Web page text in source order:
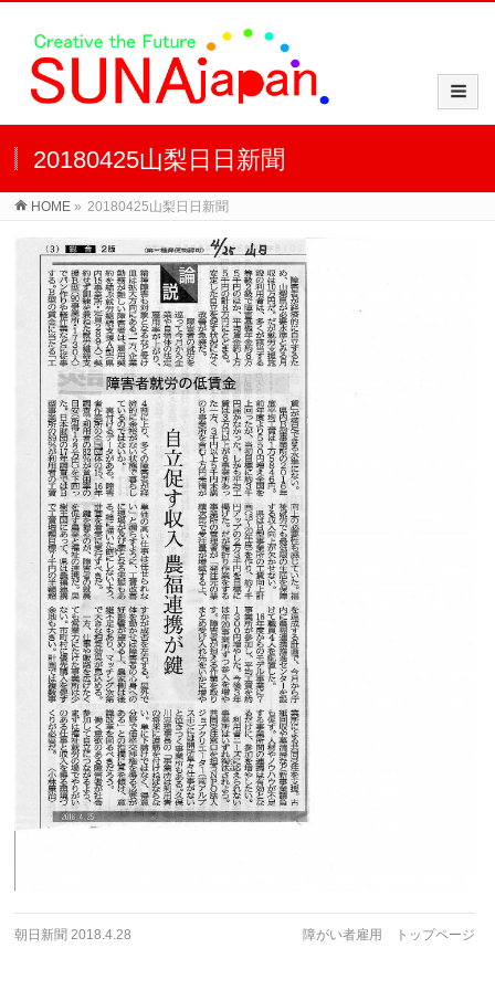
20180425山梨日日新聞
HOME » 20180425山梨日日新聞
朝日新聞 2018.4.28 障がい者雇用 トップページ